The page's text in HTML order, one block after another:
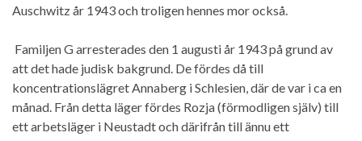
Auschwitz år 1943 och troligen hennes mor också.
Familjen G arresterades den 1 augusti år 1943 på grund av
att det hade judisk bakgrund. De fördes då till
koncentrationslägret Annaberg i Schlesien, där de var i ca en
månad. Från detta läger fördes Rozja (förmodligen själv) till
ett arbetsläger i Neustadt och därifrån till ännu ett